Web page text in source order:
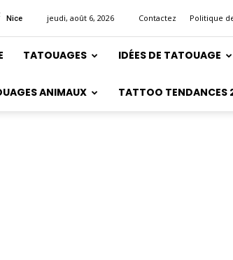
Nice jeudi, août 6, 2026 Contactez Politique
TATOUAGES IDÉES DE TATOUAGE
ANIMAUX TATTOO TENDANCES